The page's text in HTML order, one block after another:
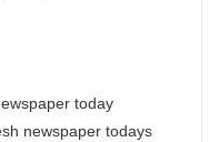
today
newspaper todays